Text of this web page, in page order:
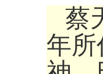
蔡
年所